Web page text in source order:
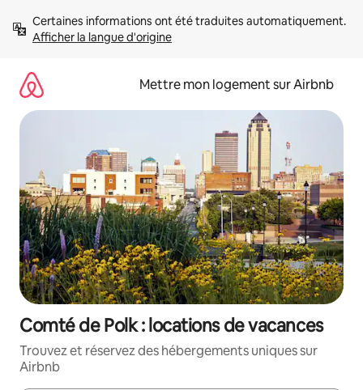
directement
Afficher la langue d'origine
Mettre mon logement sur Airbnb
Comté de Polk : locations de vacances
Trouvez et réservez des hébergements uniques sur
Airbnb